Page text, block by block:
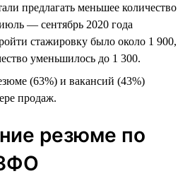
предлагать меньшее количество
— сентябрь 2020 года
стажировку было около 1 900,
уменьшилось до 1 300.
(63%) и вакансий (43%)
продаж.
резюме по